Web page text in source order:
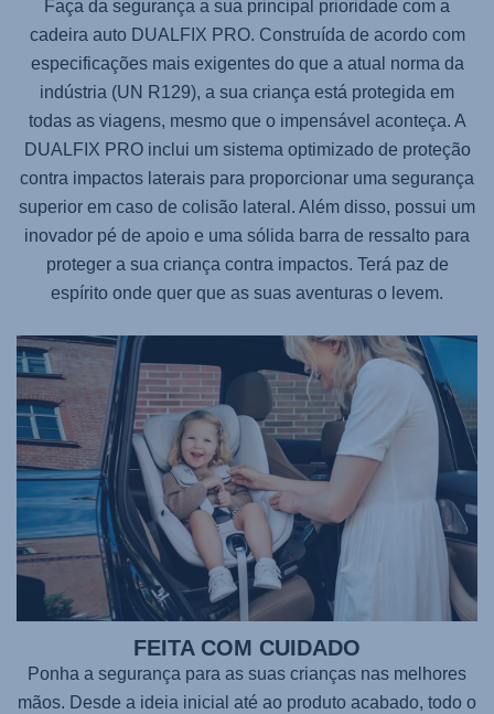
Faça da segurança a sua principal prioridade com a
cadeira auto DUALFIX PRO. Construída de acordo com
especificações mais exigentes do que a atual norma da
indústria (UN R129), a sua criança está protegida em
todas as viagens, mesmo que o impensável aconteça. A
DUALFIX PROinclui um sistema optimizado de proteção
contra impactos laterais para proporcionar uma segurança
superior em caso de colisão lateral. Além disso, possui um
inovador pé de apoio e uma sólida barra de ressalto para
proteger a sua criança contra impactos. Terá paz de
espírito onde quer que as suas aventuras o levem.
FEITA COM CUIDADO
Ponha a segurança para as suas crianças nas melhores
mãos. Desde a ideia inicial até ao produto acabado, todo o